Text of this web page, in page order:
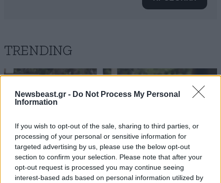
Newsbeast.gr - Do Not Process My Personal
Information
If you wish to opt-out of the sale, sharing to third parties, or
processing of your personal or sensitive information for
targeted advertising by us, please use the below opt-out
section to confirm your selection. Please note that after your
opt-out request is processed you may continue seeing
interest-based ads based on personal information utilized by
TRENDING